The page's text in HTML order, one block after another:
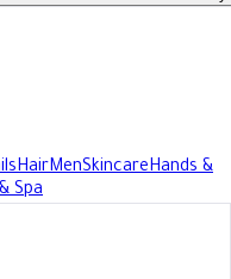
HairMenSkincareHands &
Spa